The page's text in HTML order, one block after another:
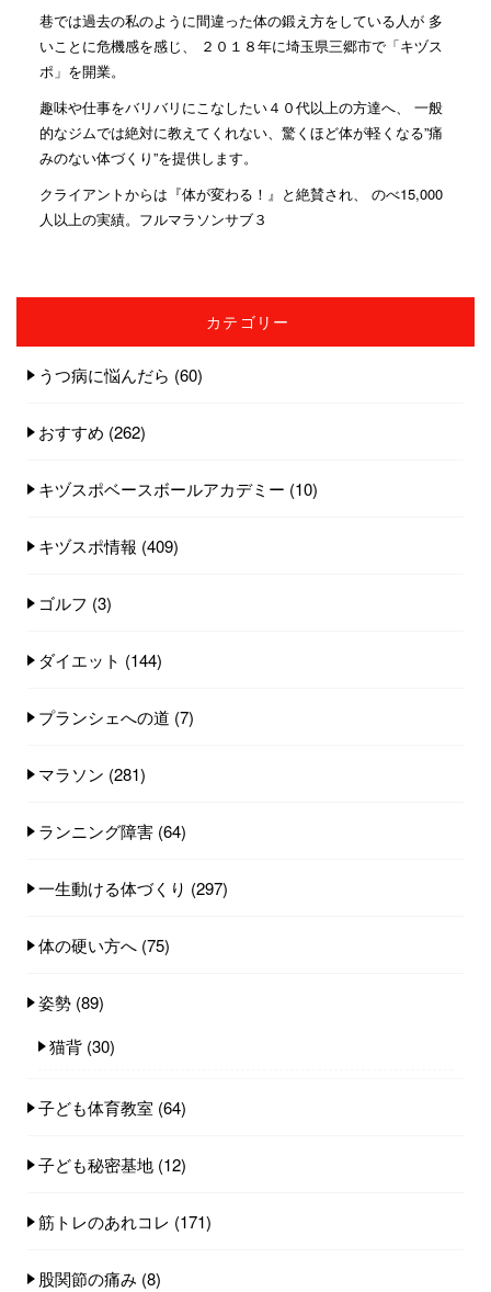
巷では過去の私のように間違った体の鍛え方をしている人が 多
いことに危機感を感じ、 ２０１８年に埼玉県三郷市で「キヅス
ポ」を開業。
趣味や仕事をバリバリにこなしたい４０代以上の方達へ、 一般
的なジムでは絶対に教えてくれない、驚くほど体が軽くなる”痛
みのない体づくり”を提供します。
クライアントからは『体が変わる！』と絶賛され、 のべ15,000
人以上の実績。フルマラソンサブ３
カテゴリー
うつ病に悩んだら (60)
おすすめ (262)
キヅスポベースボールアカデミー (10)
キヅスポ情報 (409)
ゴルフ (3)
ダイエット (144)
プランシェへの道 (7)
マラソン (281)
ランニング障害 (64)
一生動ける体づくり (297)
体の硬い方へ (75)
姿勢 (89)
猫背 (30)
子ども体育教室 (64)
子ども秘密基地 (12)
筋トレのあれコレ (171)
股関節の痛み (8)